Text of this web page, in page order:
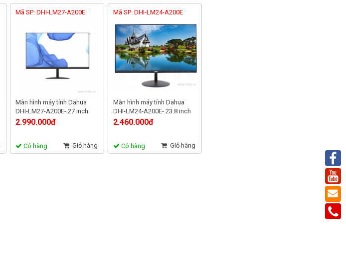
Mã SP: DHI-LM27-A200E
Màn hình máy tính Dahua
DHI-LM27-A200E- 27 inch
Full HD,75 Hz, tấm nền VA
2.990.000đ
Có hàng Giỏ hàng
Mã SP: DHI-LM24-A200E
Màn hình máy tính Dahua
DHI-LM24-A200E- 23.8 inch
Full HD, 75 Hz tấm nền VA
2.460.000đ
Có hàng Giỏ hàng